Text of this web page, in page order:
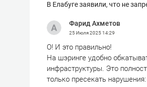
В Елабуге заявили, что не
Фарид Ахметов
25 Июля 202514:29
О! И это правильно!
На шэринге удобно
инфраструктуры. Это
только пресекать